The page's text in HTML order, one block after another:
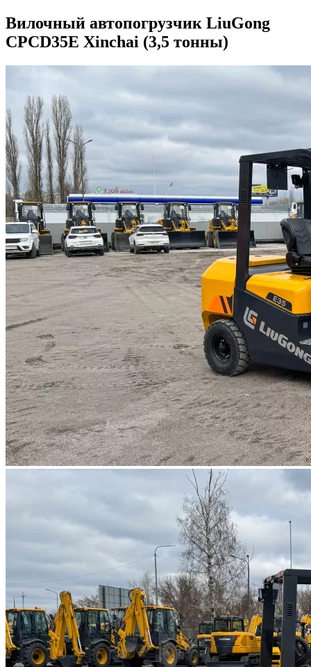
Вилочный автопогрузчик LiuGong
CPCD35E Xinchai (3,5 тонны)